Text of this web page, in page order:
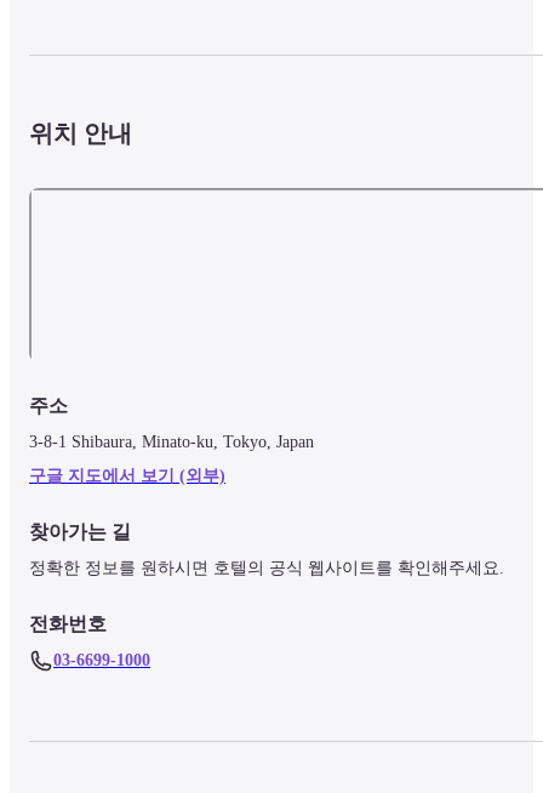
위치 안내
주소
3-8-1 Shibaura, Minato-ku, Tokyo, Japan
구글 지도에서 보기 (외부)
찾아가는 길
정확한 정보를 원하시면 호텔의 공식 웹사이트를 확인해주세요.
전화번호
03-6699-1000